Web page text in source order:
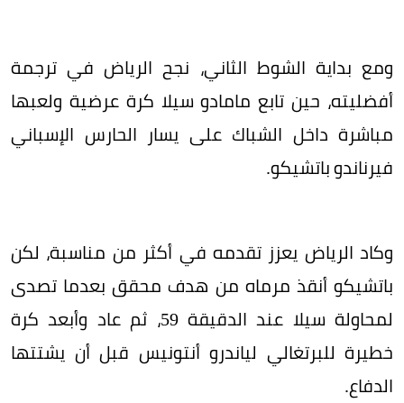
ومع بداية الشوط الثاني، نجح الرياض في ترجمة
أفضليته، حين تابع مامادو سيلا كرة عرضية ولعبها
مباشرة داخل الشباك على يسار الحارس الإسباني
فيرناندو باتشيكو.
وكاد الرياض يعزز تقدمه في أكثر من مناسبة، لكن
باتشيكو أنقذ مرماه من هدف محقق بعدما تصدى
لمحاولة سيلا عند الدقيقة 59، ثم عاد وأبعد كرة
خطيرة للبرتغالي لياندرو أنتونيس قبل أن يشتتها
الدفاع.